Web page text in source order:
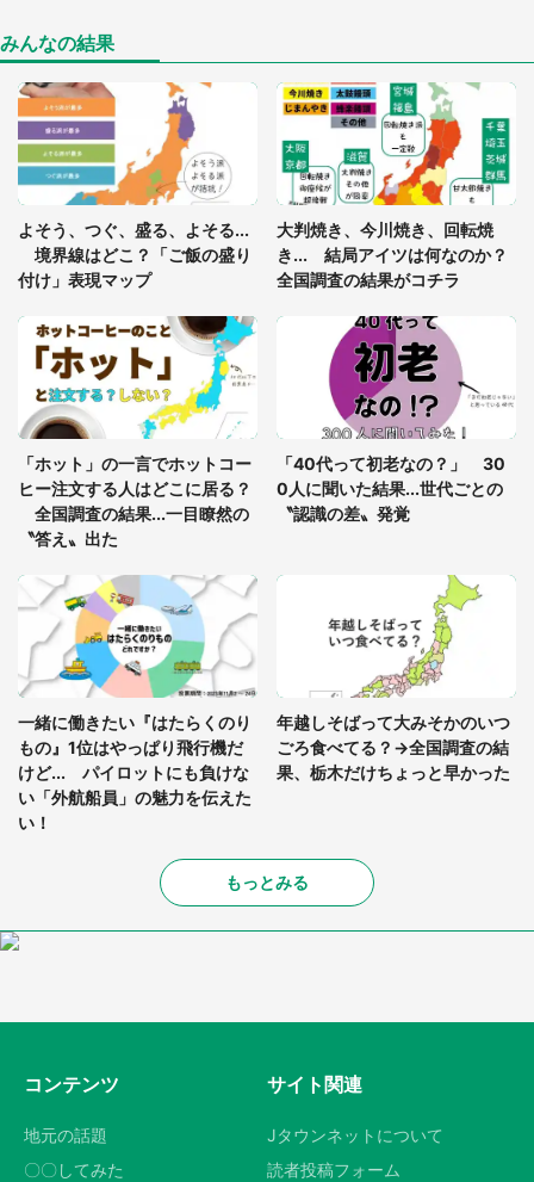
「○○がない街に住んでいます」住人の呟きに30万
人驚がく 何が存在しないか、あなたはわかる？
「閉所恐怖症の私は新幹線で大パニック。隣席の青
年に『手を繋いで』とお願いしたら...」 体験談に
8万人感動
知らぬおじいさんがわざわざ声をかけてきて（兵庫
県・30代女性）
「ゾワゾワする」「本当に気持ち悪い」 道端でバ
グっちゃってた〝野生の野菜〟に6.5万人戦慄
みんなの結果
よそう、つぐ、盛る、よそる...
境界線はどこ？「ご飯の盛り
付け」表現マップ
大判焼き、今川焼き、回転焼
き... 結局アイツは何なのか？
全国調査の結果がコチラ
「ホット」の一言でホットコー
ヒー注文する人はどこに居る？
全国調査の結果...一目瞭然の
〝答え〟出た
「40代って初老なの？」 30
0人に聞いた結果...世代ごとの
〝認識の差〟発覚
一緒に働きたい『はたらくのり
もの』1位はやっぱり飛行機だ
けど... パイロットにも負けな
い「外航船員」の魅力を伝えた
い！
年越しそばって大みそかのいつ
ごろ食べてる？→全国調査の結
果、栃木だけちょっと早かった
もっとみる
コンテンツ
地元の話題
〇〇してみた
サイト関連
Jタウンネットについて
読者投稿フォーム